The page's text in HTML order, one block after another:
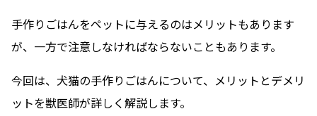
手作りごはんをペットに与えるのはメリットもあります
が、一方で注意しなければならないこともあります。
今回は、犬猫の手作りごはんについて、メリットとデメリ
ットを獣医師が詳しく解説します。